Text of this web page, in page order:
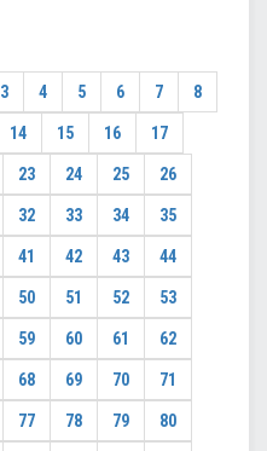
3 4 5 6 7 8
14 15 16 17
23 24 25 26
32 33 34 35
41 42 43 44
50 51 52 53
59 60 61 62
68 69 70 71
77 78 79 80